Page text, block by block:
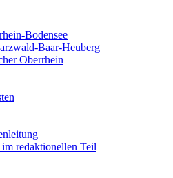
Bodensee
Baar-Heuberg
Oberrhein
redaktionellen Teil